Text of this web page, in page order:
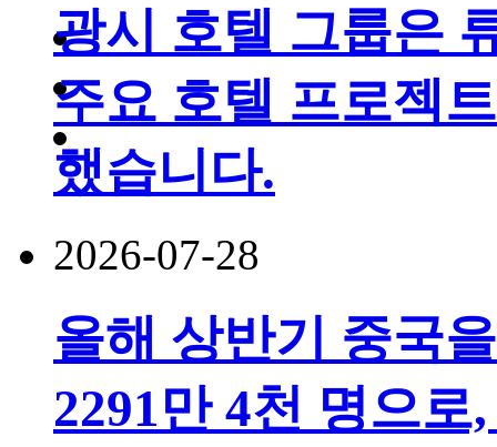
광시 호텔 그룹은
주요 호텔 프로젝
했습니다.
2026-07-28
올해 상반기 중국
2291만 4천 명으